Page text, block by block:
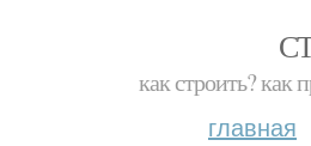
как строить? как
главная